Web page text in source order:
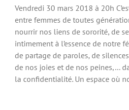
Vendredi 30 mars 2018 à 20h
entre femmes de toutes
nourrir nos liens de sororité, de
intimement à l’essence de notre
de partage de paroles, de
de nos joies et de nos peines,…
la confidentialité. Un espace où